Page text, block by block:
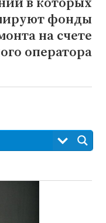
в которых
фонды
на счете
оператора